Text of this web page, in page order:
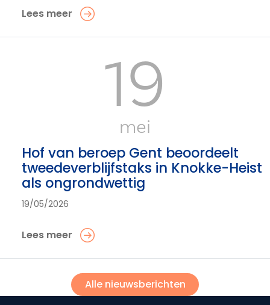
Lees meer
19
mei
Hof van beroep Gent beoordeelt
tweedeverblijfstaks in Knokke-Heist
als ongrondwettig
19/05/2026
Lees meer
Alle nieuwsberichten